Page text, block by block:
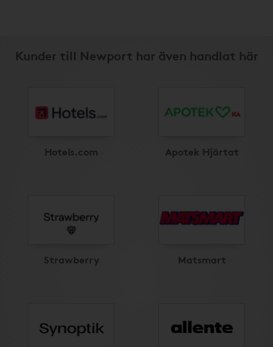
Kunder till Newport har även handlat här
Hotels.com Apotek Hjärtat
Strawberry Matsmart